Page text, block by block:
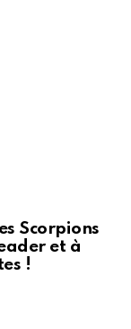
Scorpions
et à
!